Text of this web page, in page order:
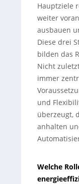
Hauptziele
weiter
ausbauen
Diese drei
bilden das
Nicht
immer
und
überzeugt,
anhalten
Welche